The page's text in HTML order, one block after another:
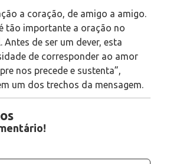
a coração, de amigo a amigo.
tão importante a oração no
Antes de ser um dever, esta
de corresponder ao amor
nos precede e sustenta”,
um dos trechos da mensagem.